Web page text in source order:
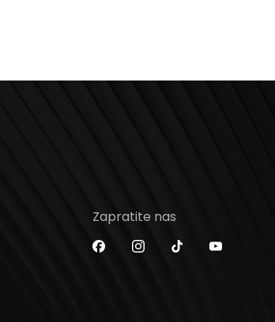
Zapratite nas